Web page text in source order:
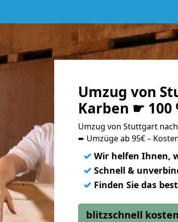
Umzug von
Karben ☛ 100
Umzug von Stuttgart
➨ Umzüge ab 95€ –
✓ Wir helfen Ihnen,
✓ Schnell &
✓ Finden Sie das
blitzschnell